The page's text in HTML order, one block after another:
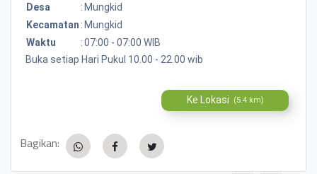
Desa
: Mungkid
Kecamatan : Mungkid
Waktu
:07:00 - 07:00 WIB
Buka setiap Hari Pukul 10.00 - 22.00 wib
Ke Lokasi (5.4 km)
Bagikan: